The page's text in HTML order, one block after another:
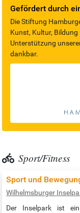
Gefördert durch
Die Stiftung
Kunst, Kultur,
Unterstützung
dankbar.
Sport/Fitness
Sport und
Wilhelmsburger
Der Inselpark ist